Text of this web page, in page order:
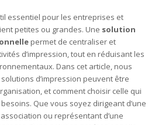
essentiel pour les entreprises et
petites ou grandes. Une solution
permet de centraliser et
d’impression, tout en réduisant les
Dans cet article, nous
d’impression peuvent être
et comment choisir celle qui
Que vous soyez dirigeant d’une
ou représentant d’une